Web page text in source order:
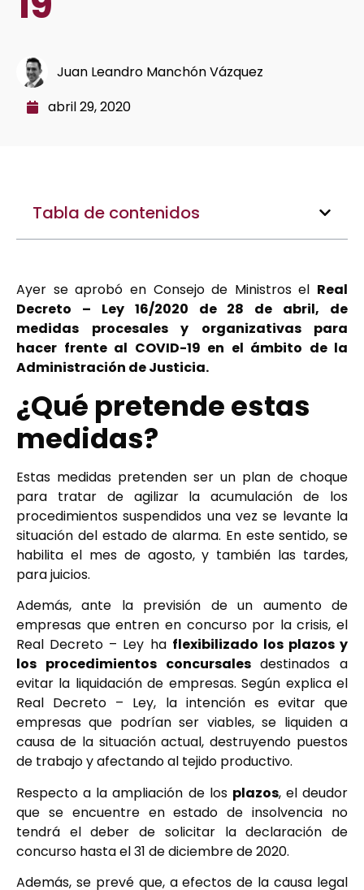
Juan Leandro Manchón Vázquez
abril 29, 2020
Tabla de contenidos
Ayer se aprobó en Consejo de Ministros el Real
Decreto – Ley 16/2020 de 28 de abril, de
medidas procesales y organizativas para
hacer frente al COVID-19 en el ámbito de la
Administración de Justicia.
¿Qué pretende estas
medidas?
Estas medidas pretenden ser un plan de choque
para tratar de agilizar la acumulación de los
procedimientos suspendidos una vez se levante la
situación del estado de alarma. En este sentido, se
habilita el mes de agosto, y también las tardes,
para juicios.
Además, ante la previsión de un aumento de
empresas que entren en concurso por la crisis, el
Real Decreto – Ley ha flexibilizado los plazos y
los procedimientos concursalesdestinados a
evitar la liquidación de empresas. Según explica el
Real Decreto – Ley, la intención es evitar que
empresas que podrían ser viables, se liquiden a
causa de la situación actual, destruyendo puestos
de trabajo y afectando al tejido productivo.
Respecto a la ampliación de los plazos, el deudor
que se encuentre en estado de insolvencia no
tendrá el deber de solicitar la declaración de
concurso hasta el 31 de diciembre de 2020.
Además, se prevé que, a efectos de la causa legal